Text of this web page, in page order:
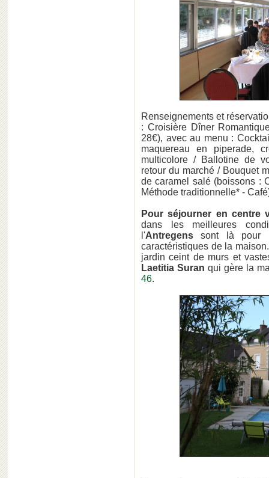
Renseignements et
: Croisière Dîner
28€), avec au menu :
maquereau en piperade,
multicolore / Ballotine de
retour du marché / Bouquet
de caramel salé (boissons :
Méthode traditionnelle* -
Pour séjourner en centre
dans les meilleures
l'Antregens sont là pour
caractéristiques de la
jardin ceint de murs et
Laetitia Suran qui gère la
46.